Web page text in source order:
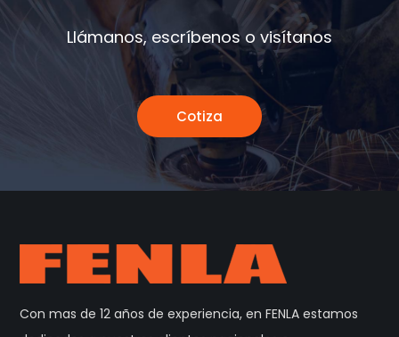
Llámanos, escríbenos o visítanos
Cotiza
Con mas de 12 años de experiencia, en FENLA estamos